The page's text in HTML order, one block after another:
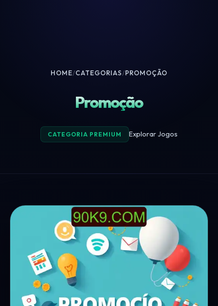
HOME/CATEGORIAS/PROMOÇÃO
Promoção
CATEGORIA PREMIUM Explorar Jogos